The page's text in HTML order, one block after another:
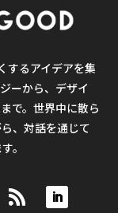
するアイデアを集
ーから、デザイ
で。世界中に散ら
、対話を通じて
。